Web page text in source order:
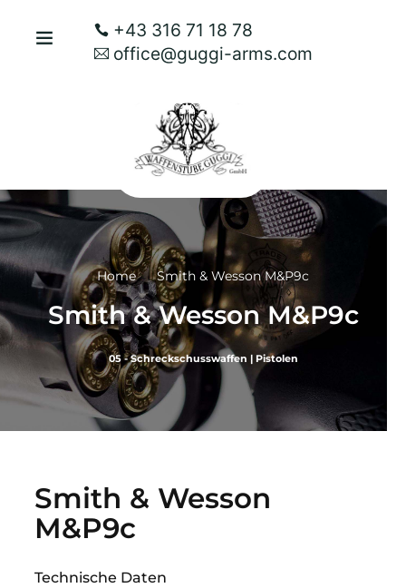
+43 316 71 18 78
office@guggi-arms.com
Home Smith & Wesson M&P9c
Smith & Wesson M&P9c
05 - Schreckschusswaffen | Pistolen
Smith & Wesson
M&P9c
Technische Daten